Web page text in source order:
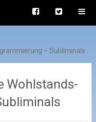
– Subliminals
Wohlstands-